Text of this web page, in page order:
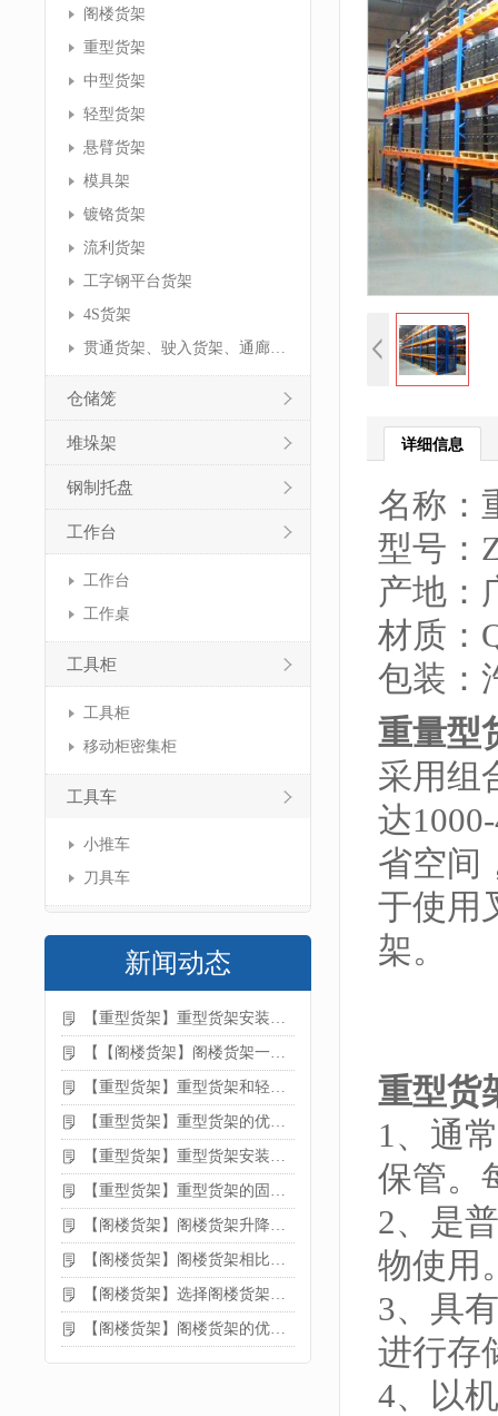
阁楼货架
重型货架
中型货架
轻型货架
悬臂货架
模具架
镀铬货架
流利货架
工字钢平台货架
4S货架
贯通货架、驶入货架、通廊货架
仓储笼
堆垛架
钢制托盘
工作台
工作台
工作桌
工具柜
工具柜
移动柜密集柜
工具车
小推车
刀具车
新闻动态
【重型货架】重型货架安装注意事项
【【阁楼货架】阁楼货架一般有哪些用途
【重型货架】重型货架和轻型货架的区别是什么
【重型货架】重型货架的优缺点
【重型货架】重型货架安装需要注意什么？
【重型货架】重型货架的固定方法
【阁楼货架】阁楼货架升降机需要注意哪些
【阁楼货架】阁楼货架相比传统货架的优势是什么
【阁楼货架】选择阁楼货架的好处？
【阁楼货架】阁楼货架的优点是什么
详细信息
名称：
型号：
产地：
材质：
包装：
重量型
采用组
达
省空间
于使用
架。
重型货
1、通
保管。
2、是
物使用
3、具
进行存
4、以